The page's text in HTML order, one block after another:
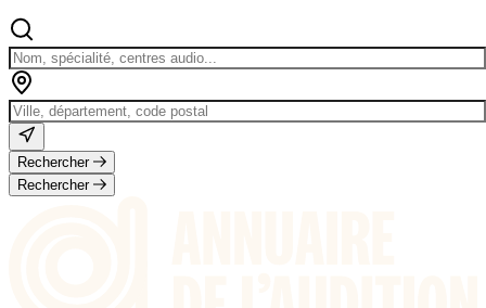
Rechercher
Rechercher